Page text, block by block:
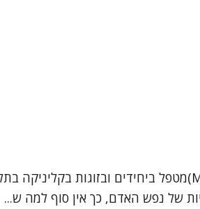
של נפש האדם, כך אין סוף למה ש...